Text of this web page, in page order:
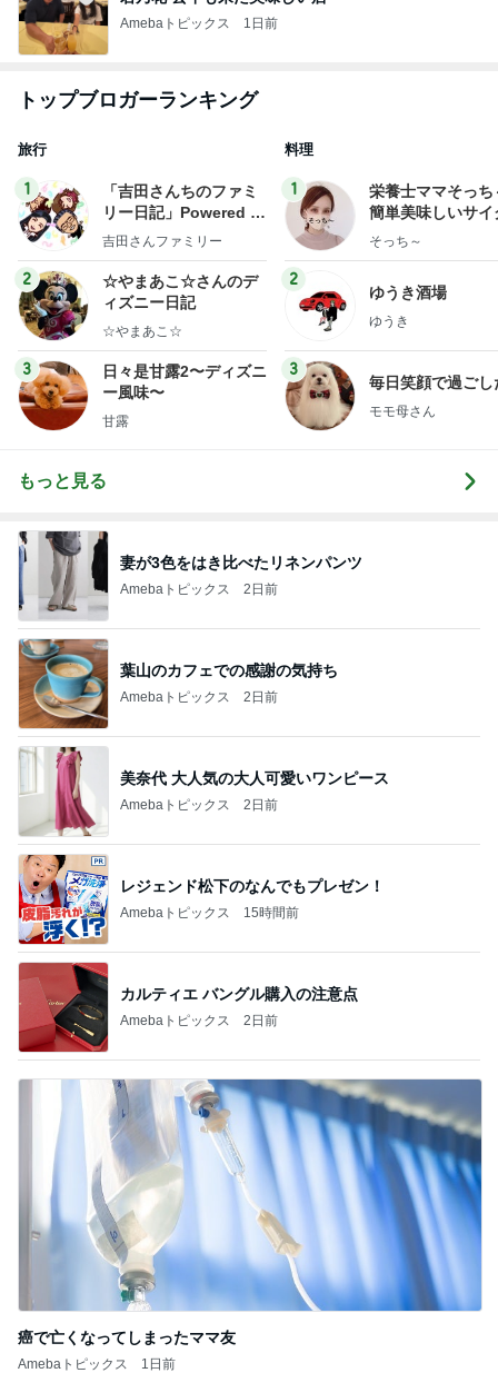
Amebaトピックス 1日前
トップブロガーランキング
旅行
1
「吉田さんちのファミ
リー日記」Powered b
y Ameba 吉田さんファ
ログ
吉田さんファミリー
2
☆やまあこ☆さんのデ
ィズニー日記
☆やまあこ☆
3
日々是甘露2〜ディズニ
ー風味〜
甘露
料理
1
栄養士ママそっち
簡単美味しいサイ
献立
そっち～
2
ゆうき酒場
ゆうき
3
毎日笑顔で過ごし
モモ母さん
もっと見る
妻が3色をはき比べたリネンパンツ
Amebaトピックス 2日前
葉山のカフェでの感謝の気持ち
Amebaトピックス 2日前
美奈代 大人気の大人可愛いワンピース
Amebaトピックス 2日前
レジェンド松下のなんでもプレゼン！
Amebaトピックス 15時間前
カルティエ バングル購入の注意点
Amebaトピックス 2日前
癌で亡くなってしまったママ友
Amebaトピックス 1日前